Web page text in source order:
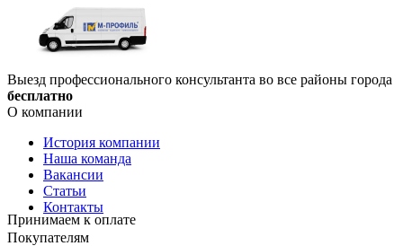
Выезд профессионального консультанта во все районы города
бесплатно
О компании
История компании
Наша команда
Вакансии
Статьи
Контакты
Покупателям
Принимаем к оплате